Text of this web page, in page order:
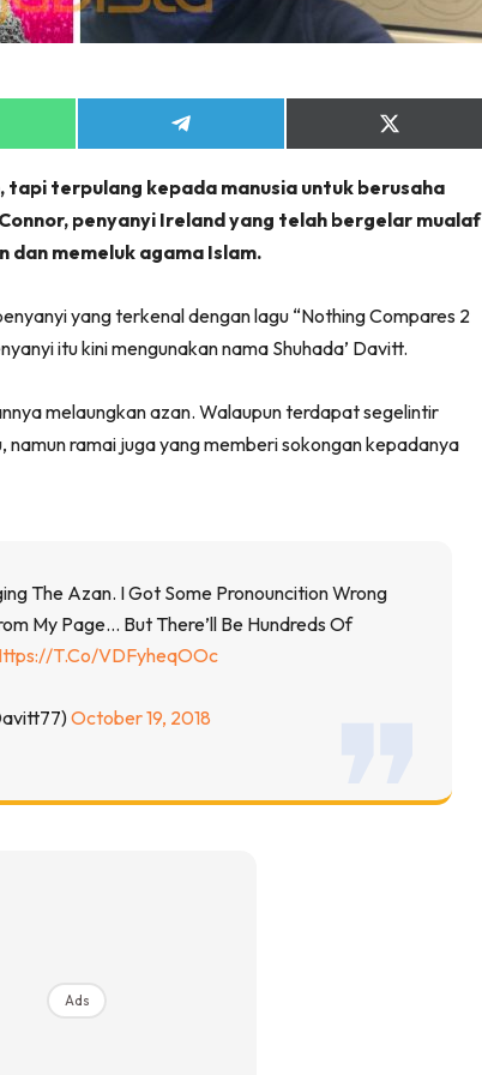
Share
on
Share
on
(Twitter)
tapi terpulang kepada manusia untuk berusaha
penyanyi Ireland yang telah bergelar mualaf
dan memeluk agama Islam.
yang terkenal dengan lagu “Nothing Compares 2
itu kini mengunakan nama Shuhada’ Davitt.
melaungkan azan. Walaupun terdapat segelintir
ramai juga yang memberi sokongan kepadanya
The Azan. I Got Some Pronouncition Wrong
My Page… But There’ll Be Hundreds Of
t.co/vDFyheqOOc
October 19, 2018
Ads